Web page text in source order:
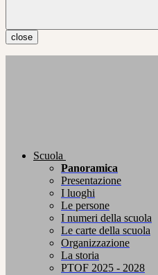
close
Scuola
Panoramica
Presentazione
I luoghi
Le persone
I numeri della scuola
Le carte della scuola
Organizzazione
La storia
PTOF 2025 - 2028